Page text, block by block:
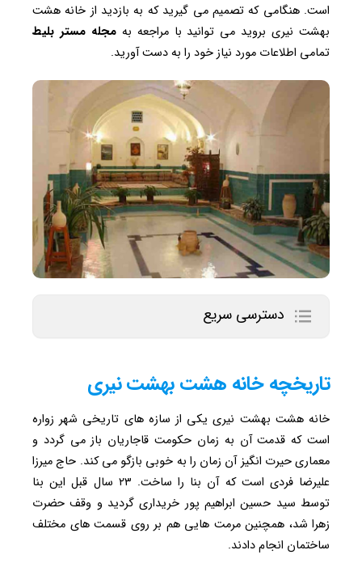
است. هنگامی که تصمیم می گیرید که به بازدید از خانه هشت
بهشت نیری بروید می توانید با مراجعه بهمجله مستر بلیط
تمامی اطلاعات مورد نیاز خود را به دست آورید.
دسترسی سریع
تاریخچه خانه هشت بهشت نیری
خانه هشت بهشت نیری یکی از سازه های تاریخی شهر زواره
است که قدمت آن به زمان حکومت قاجاریان باز می گردد و
معماری حیرت انگیز آن زمان را به خوبی بازگو می کند. حاج میرزا
علیرضا فردی است که آن بنا را ساخت. ۲۳ سال قبل این بنا
توسط سید حسین ابراهیم پور خریداری گردید و وقف حضرت
زهرا شد، همچنین مرمت هایی هم بر روی قسمت های مختلف
ساختمان انجام دادند.